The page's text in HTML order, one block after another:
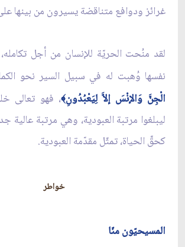
غرائز ودوافع متناقضة يسيرون من بينها
لقد منُحت الحريّة للإنسان من أجل
نفسها وُهبت له في سبيل السير نحو
الْجِنَّ وَالإنْسَ إلاَّ لِيَعْبُدُونِ﴾، فهو تعالى
ليبلغوا مرتبة العبودية، وهي مرتبة عالية
كحقِّ الحياة، تمثّل مقدّمة العبودية.
خواطر
المسيحيّون منّا